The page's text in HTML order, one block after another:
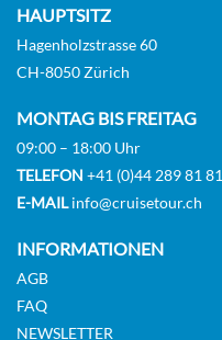
HAUPTSITZ
Hagenholzstrasse 60
CH-8050 Zürich
MONTAG BIS FREITAG
09:00 – 18:00 Uhr
TELEFON +41 (0)44 289 81 81
E-MAILinfo@cruisetour.ch
INFORMATIONEN
AGB
FAQ
NEWSLETTER